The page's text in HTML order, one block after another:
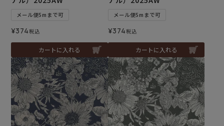
メール便5mまで可
¥374税込
カートに入れる
メール便5mまで可
¥374税込
カートに入れる